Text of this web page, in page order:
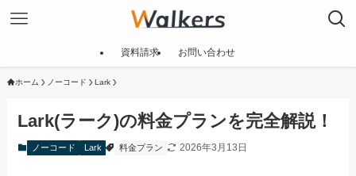
資料請求 お問い合わせ
ホーム ノーコード Lark
Lark(ラーク)の料金プランを完全解説！
ノーコード Lark 料金プラン 2026年3月13日